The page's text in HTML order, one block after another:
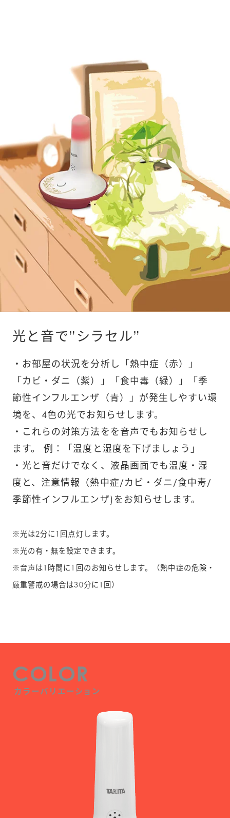
光と音で”シラセル”
・お部屋の状況を分析し「熱中症（赤）」
「カビ・ダニ（紫）」「食中毒（緑）」「季
節性インフルエンザ（青）」が発生しやすい環
境を、4色の光でお知らせします。
・これらの対策方法をを音声でもお知らせし
ます。 例：「温度と湿度を下げましょう」
・光と音だけでなく、液晶画面でも温度・湿
度と、注意情報（熱中症/カビ・ダニ/食中毒/
季節性インフルエンザ)をお知らせします。
※光は2分に1回点灯します。
※光の有・無を設定できます。
※音声は1時間に1回のお知らせします。（熱中症の危険・
厳重警戒の場合は30分に1回）
COLOR
カラーバリエーション